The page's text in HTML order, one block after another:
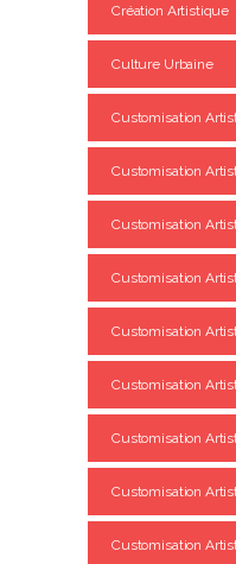
Création Artistique
Culture Urbaine
Customisation
Customisation
Customisation
Customisation
Customisation
Customisation
Customisation
Customisation
Customisation